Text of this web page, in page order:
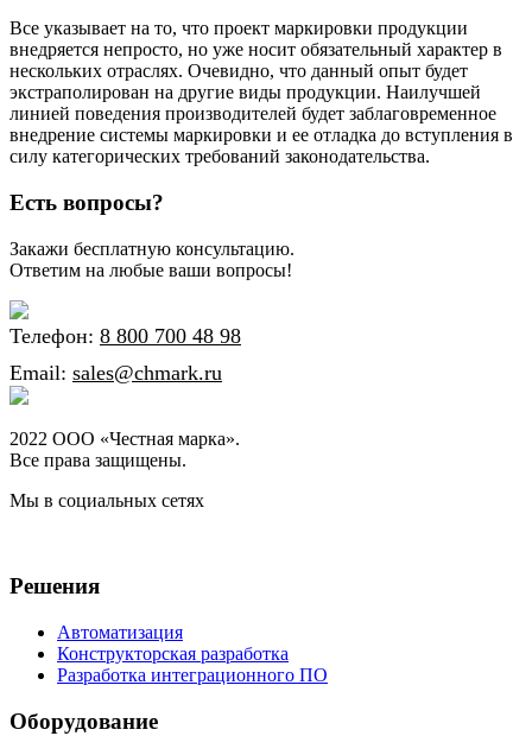
Все указывает на то, что проект маркировки продукции
внедряется непросто, но уже носит обязательный характер в
нескольких отраслях. Очевидно, что данный опыт будет
экстраполирован на другие виды продукции. Наилучшей
линией поведения производителей будет заблаговременное
внедрение системы маркировки и ее отладка до вступления в
силу категорических требований законодательства.
Есть вопросы?
Закажи бесплатную консультацию.
Ответим на любые ваши вопросы!
Телефон: 8 800 700 48 98
Email: sales@chmark.ru
2022 ООО «Честная марка».
Все права защищены.
Мы в социальных сетях
Решения
Автоматизация
Конструкторская разработка
Разработка интеграционного ПО
Оборудование